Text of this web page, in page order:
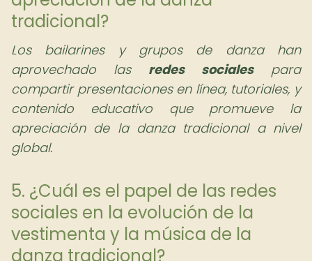
tradicional?
Los bailarines y grupos de danza han
aprovechado las redes socialespara
compartir presentaciones en línea, tutoriales, y
contenido educativo que promueve la
apreciación de la danza tradicional a nivel
global.
5. ¿Cuál es el papel de las redes
sociales en la evolución de la
vestimenta y la música de la
danza tradicional?